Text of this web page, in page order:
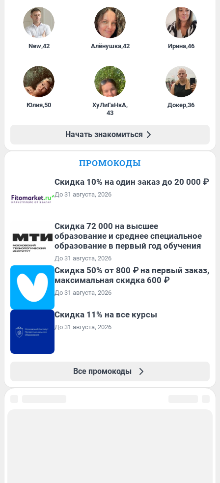
New,42 Алёнушка,42 Ирина,46
Юлия,50 ХуЛиГаНкА,
43
Докер,36
Начать знакомиться
ПРОМОКОДЫ
Скидка 10% на один заказ до 20 000 ₽
До 31 августа, 2026
Скидка 72 000 на высшее
образование и среднее специальное
образование в первый год обучения
До 31 августа, 2026
Скидка 50% от 800 ₽ на первый заказ,
максимальная скидка 600 ₽
До 31 августа, 2026
Скидка 11% на все курсы
До 31 августа, 2026
Все промокоды